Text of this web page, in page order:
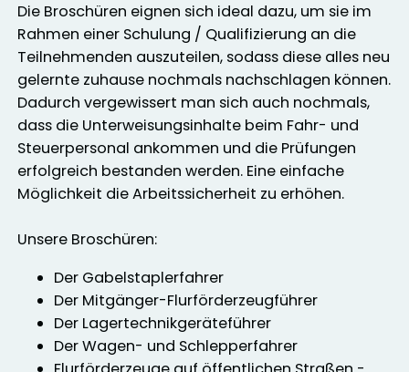
Die Broschüren eignen sich ideal dazu, um sie im
Rahmen einer Schulung / Qualifizierung an die
Teilnehmenden auszuteilen, sodass diese alles neu
gelernte zuhause nochmals nachschlagen können.
Dadurch vergewissert man sich auch nochmals,
dass die Unterweisungsinhalte beim Fahr- und
Steuerpersonal ankommen und die Prüfungen
erfolgreich bestanden werden. Eine einfache
Möglichkeit die Arbeitssicherheit zu erhöhen.
Unsere Broschüren:
Der Gabelstaplerfahrer
Der Mitgänger-Flurförderzeugführer
Der Lagertechnikgeräteführer
Der Wagen- und Schlepperfahrer